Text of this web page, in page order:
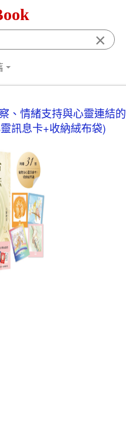
×
、情緒支持與心靈連結的
訊息卡+收納絨布袋)